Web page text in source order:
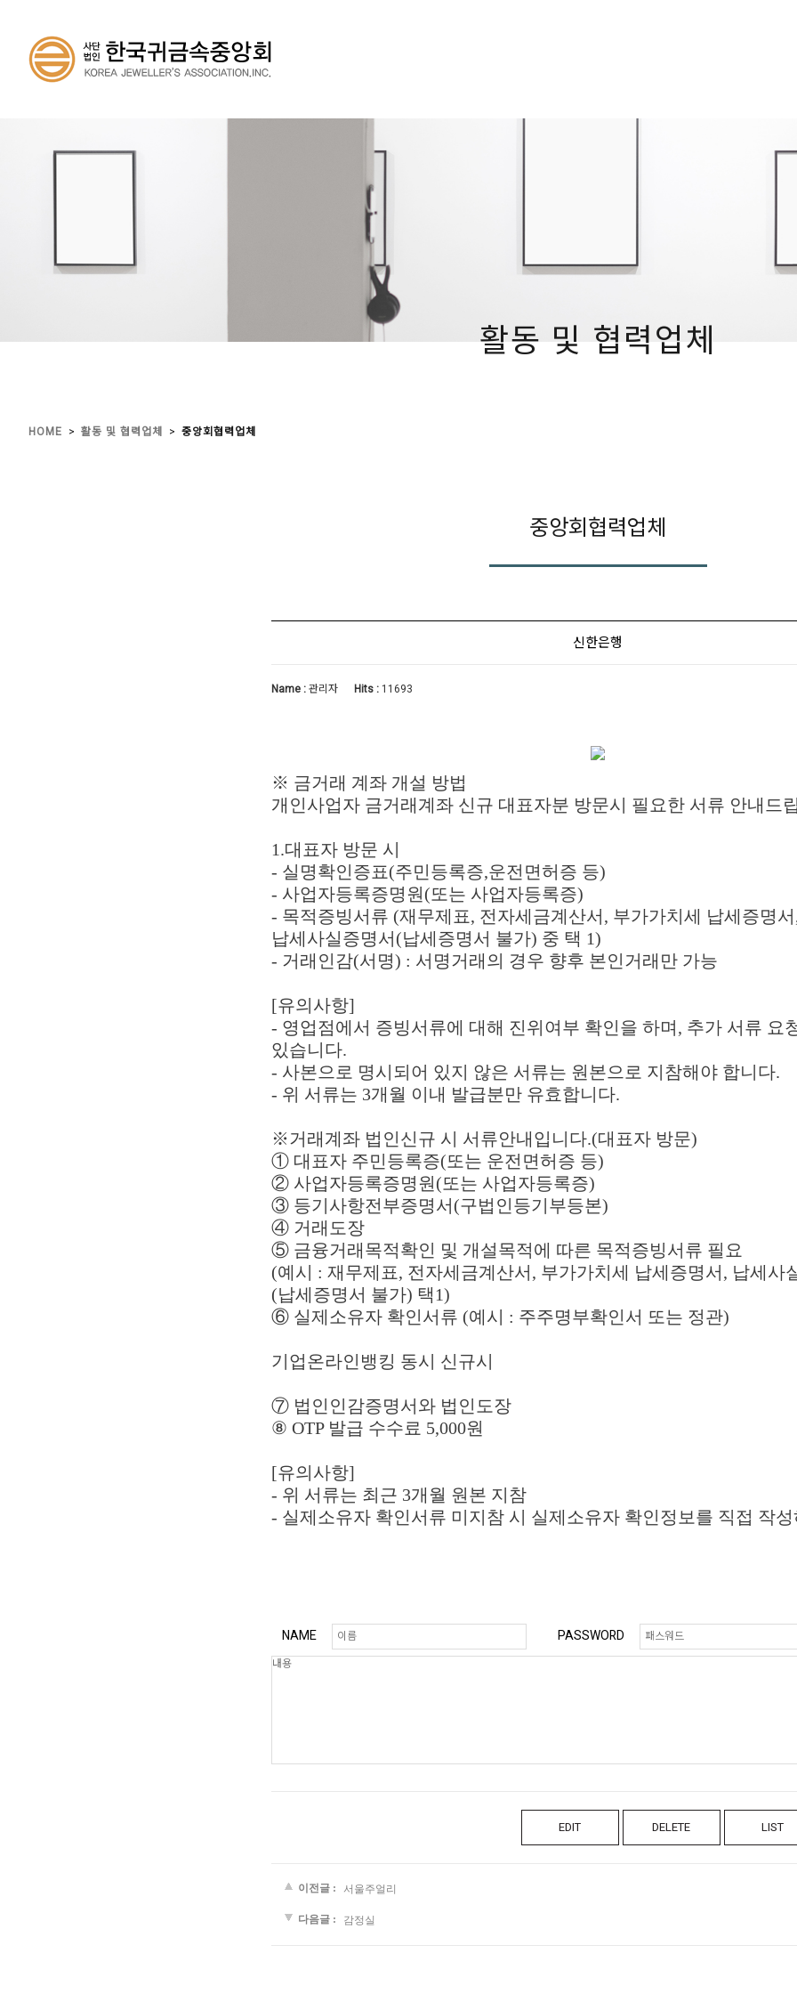
활동 및 협력업체
HOME > 활동 및 협력업체 > 중앙회협력업체
중앙회협력업체
신한은행
Name :관리자 Hits :11693
※ 금거래 계좌 개설 방법
개인사업자 금거래계좌 신규 대표자분 방문시 필요한 서류 안내드
1.대표자 방문 시
- 실명확인증표(주민등록증,운전면허증 등)
- 사업자등록증명원(또는 사업자등록증)
- 목적증빙서류 (재무제표, 전자세금계산서, 부가가치세 납세증명
납세사실증명서(납세증명서 불가) 중 택 1)
- 거래인감(서명) : 서명거래의 경우 향후 본인거래만 가능
[유의사항]
- 영업점에서 증빙서류에 대해 진위여부 확인을 하며, 추가 서류 요
있습니다.
- 사본으로 명시되어 있지 않은 서류는 원본으로 지참해야 합니다.
- 위 서류는 3개월 이내 발급분만 유효합니다.
※거래계좌 법인신규 시 서류안내입니다.(대표자 방문)
① 대표자 주민등록증(또는 운전면허증 등)
② 사업자등록증명원(또는 사업자등록증)
③ 등기사항전부증명서(구법인등기부등본)
④ 거래도장
⑤ 금융거래목적확인 및 개설목적에 따른 목적증빙서류 필요
(예시 : 재무제표, 전자세금계산서, 부가가치세 납세증명서, 납세사
(납세증명서 불가) 택1)
⑥ 실제소유자 확인서류 (예시 : 주주명부확인서 또는 정관)
기업온라인뱅킹 동시 신규시
⑦ 법인인감증명서와 법인도장
⑧ OTP 발급 수수료 5,000원
[유의사항]
- 위 서류는 최근 3개월 원본 지참
- 실제소유자 확인서류 미지참 시 실제소유자 확인정보를 직접 작
NAME PASSWORD
EDIT DELETE LIST
이전글 : 서울주얼리
다음글 : 감정실